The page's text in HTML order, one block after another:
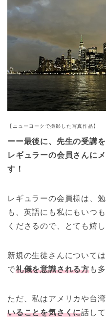
【ニューヨークで撮影した写真作品】
ーー最後に、先生の受講
レギュラーの会員さんに
す！
レギュラーの会員様は、
も、英語にも私にもいつ
くださるので、とても嬉
新規の生徒さんについて
で礼儀を意識される方も
ただ、私はアメリカや台
いることを気さくに話し